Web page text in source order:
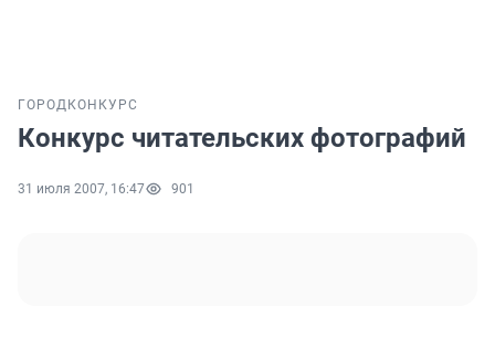
ГОРОД КОНКУРС
Конкурс читательских фотографий
31 июля 2007, 16:47 901